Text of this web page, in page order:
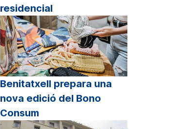
residencial
Benitatxell prepara una
nova edició del Bono
Consum